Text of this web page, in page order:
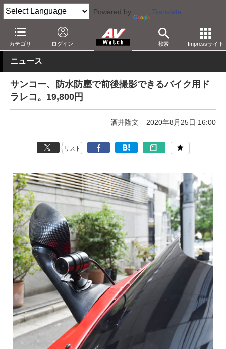
Powered by Translate
カテゴリ ログイン 検索 Impressサイト
AV Watch 製品 ビデオカメラ
ニュース
サンコー、防水防塵で前後撮影できるバイク用ド
ラレコ。19,800円
酒井隆文 2020年8月25日 16:00
リスト